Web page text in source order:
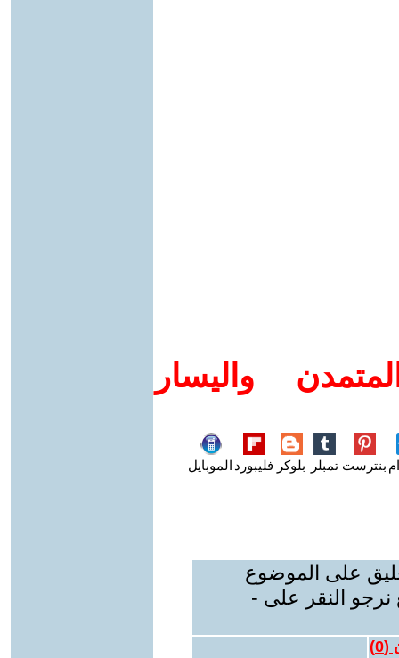
واليسار
بنترست تمبلر بلوكر فليبورد الموبايل
على الموضوع
نرجو النقر على -
(
0
)